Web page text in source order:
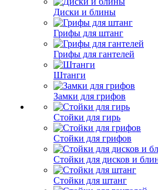
Диски и блины
Грифы для штанг
Грифы для гантелей
Штанги
Замки для грифов
Стойки для гирь
Стойки для грифов
Стойки для дисков и
Стойки для штанг